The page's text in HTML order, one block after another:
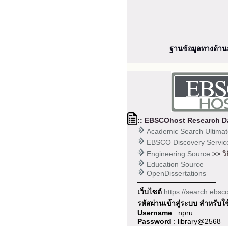
ฐานข้อมูลทางด้า
:: EBSCOhost Research
Academic Search
EBSCO Discovery
Engineering Source >> วิ
Education Source
OpenDissertations
———————————
เว็บไซต์ https://
รหัสผ่านเข้าสู่ระบบ สำหรับ
Username : npru
Password : library@2568